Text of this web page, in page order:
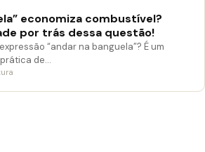
economiza combustível?
por trás dessa questão!
“andar na banguela”? É um
de…